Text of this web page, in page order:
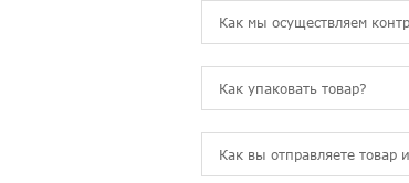
Как мы осуществляем
Как упаковать товар?
Как вы отправляете товар